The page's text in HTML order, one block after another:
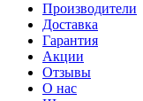
Производители
Доставка
Гарантия
Акции
Отзывы
О нас